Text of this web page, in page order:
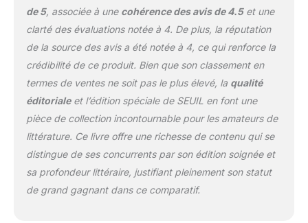
de 5, associée à une cohérence des avis de 4.5et une
clarté des évaluations notée à 4. De plus, la réputation
de la source des avis a été notée à 4, ce qui renforce la
crédibilité de ce produit. Bien que son classement en
termes de ventes ne soit pas le plus élevé, la qualité
éditorialeet l’édition spéciale de SEUIL en font une
pièce de collection incontournable pour les amateurs de
littérature. Ce livre offre une richesse de contenu qui se
distingue de ses concurrents par son édition soignée et
sa profondeur littéraire, justifiant pleinement son statut
de grand gagnant dans ce comparatif.